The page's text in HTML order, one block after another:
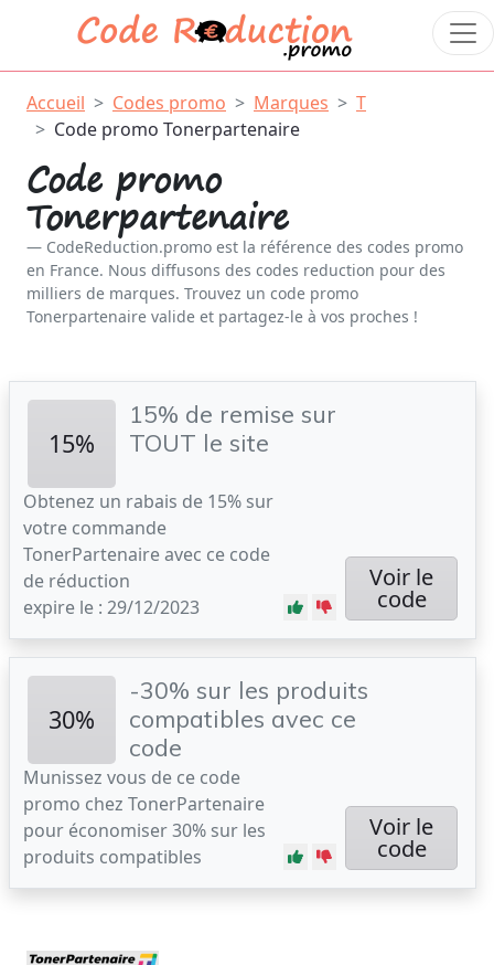
Accueil Codes promo Marques
T
Code promo Tonerpartenaire
Code promo
Tonerpartenaire
CodeReduction.promo est la référence des codes promo
en France. Nous diffusons des codes reduction pour des
milliers de marques. Trouvez un code promo
Tonerpartenaire valide et partagez-le à vos proches !
15%
15% de remise sur
TOUT le site
Obtenez un rabais de 15% sur
votre commande
TonerPartenaire avec ce code
de réduction
expire le : 29/12/2023
Voir le
code
30%
-30% sur les produits
compatibles avec ce
code
Munissez vous de ce code
promo chez TonerPartenaire
pour économiser 30% sur les
produits compatibles
Voir le
code